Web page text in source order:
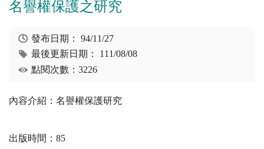
名譽權保護之研究
發布日期：94/11/27
最後更新日期： 111/08/08
點閱次數：3226
內容介紹：名譽權保護研究
出版時間：85